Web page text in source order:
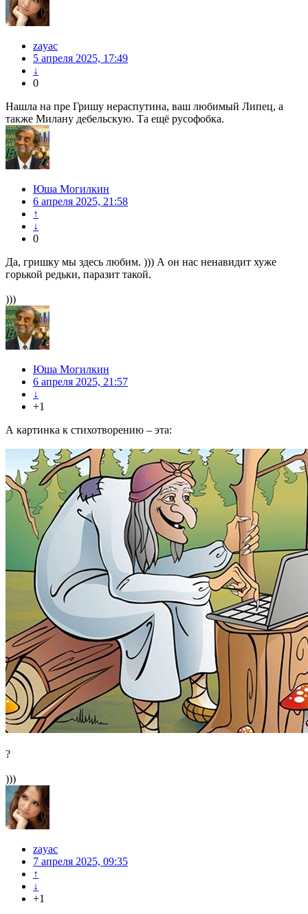
zayac
5 апреля 2025, 17:49
↓
0
Нашла на пре Гришу нераспутина, ваш любимый Липец, а
также Милану дебельскую. Та ещё русофобка.
Юша Могилкин
6 апреля 2025, 21:58
↑
↓
0
Да, гришку мы здесь любим. ))) А он нас ненавидит хуже
горькой редьки, паразит такой.
)))
Юша Могилкин
6 апреля 2025, 21:57
↓
+1
А картинка к стихотворению – эта:
?
)))
zayac
7 апреля 2025, 09:35
↑
↓
+1